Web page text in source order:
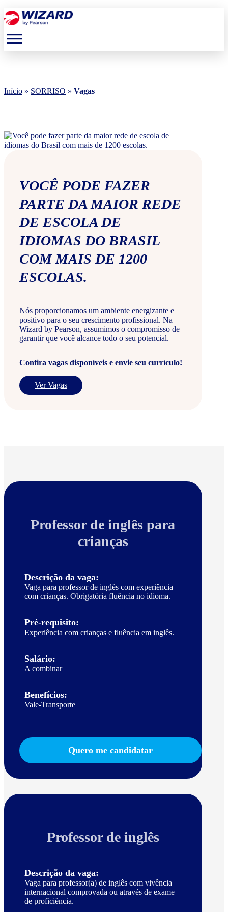
menu
Início » SORRISO » Vagas
VOCÊ PODE FAZER
PARTE DA MAIOR REDE
DE ESCOLA DE
IDIOMAS DO BRASIL
COM MAIS DE 1200
ESCOLAS.
Nós proporcionamos um ambiente energizante e
positivo para o seu crescimento profissional. Na
Wizard by Pearson, assumimos o compromisso de
garantir que você alcance todo o seu potencial.
Confira vagas disponíveis e envie seu currículo!
Ver Vagas
Professor de inglês para
crianças
Descrição da vaga:
Vaga para professor de inglês com experiência
com crianças. Obrigatória fluência no idioma.
Pré-requisito:
Experiência com crianças e fluência em inglês.
Salário:
A combinar
Benefícios:
Vale-Transporte
Quero me candidatar
Professor de inglês
Descrição da vaga:
Vaga para professor(a) de inglês com vivência
internacional comprovada ou através de exame
de proficiência.